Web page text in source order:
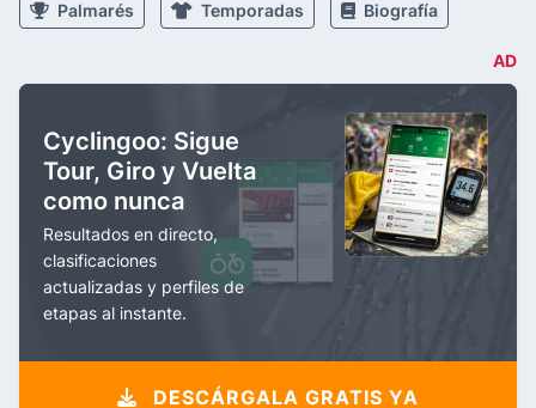
Palmarés Temporadas Biografía
AD
Cyclingoo: Sigue
Tour, Giro y Vuelta
como nunca
Resultados en directo,
clasificaciones
actualizadas y perfiles de
etapas al instante.
DESCÁRGALA GRATIS YA